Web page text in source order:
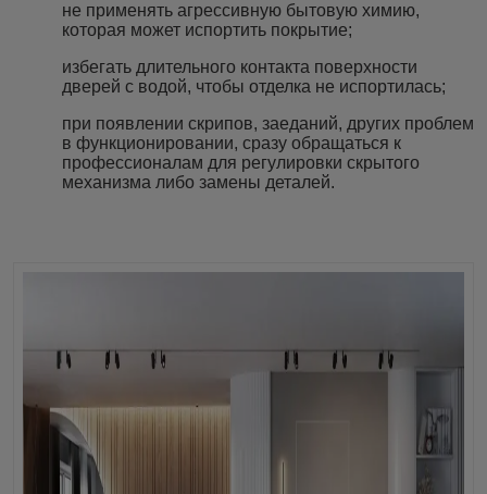
не применять агрессивную бытовую химию,
которая может испортить покрытие;
избегать длительного контакта поверхности
дверей с водой, чтобы отделка не испортилась;
при появлении скрипов, заеданий, других проблем
в функционировании, сразу обращаться к
профессионалам для регулировки скрытого
механизма либо замены деталей.